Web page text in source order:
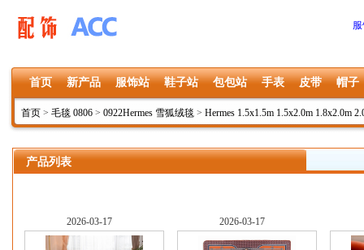
首页 新产品 服饰站 鞋子站 包包站 手表 皮带 帽子
首页 > 毛毯 0806 > 0922Hermes 雪狐绒毯 > Hermes 1.5x1.5m 1.5x2.0m 1.8x2.0m
产品列表
2026-03-17 2026-03-17